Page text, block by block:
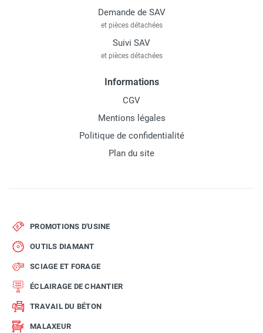
Demande de SAV
et pièces détachées
Suivi SAV
et pièces détachées
Informations
CGV
Mentions légales
Politique de confidentialité
Plan du site
PROMOTIONS D'USINE
OUTILS DIAMANT
SCIAGE ET FORAGE
ÉCLAIRAGE DE CHANTIER
TRAVAIL DU BÉTON
MALAXEUR